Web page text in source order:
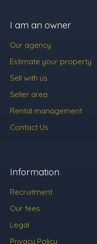
I am an owner
Our agency
Estimate your property
Sell with us
Seller area
Rental management
Contact Us
Information
Recruitment
Our fees
Legal
Privacy Policy